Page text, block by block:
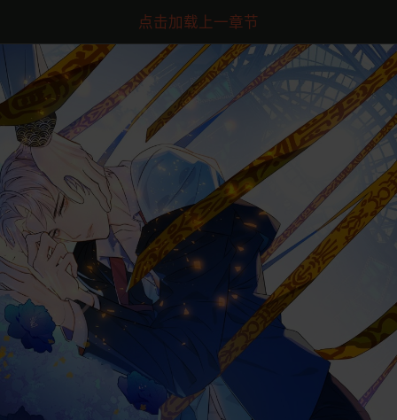
点击加载上一章节